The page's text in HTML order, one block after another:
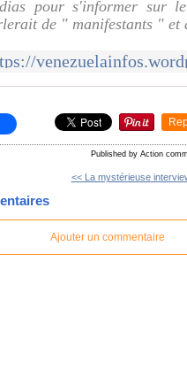
pour s'informer sur
de " manifestants " et
Published by Action
<< La mystérieuse
Ajouter un commentaire